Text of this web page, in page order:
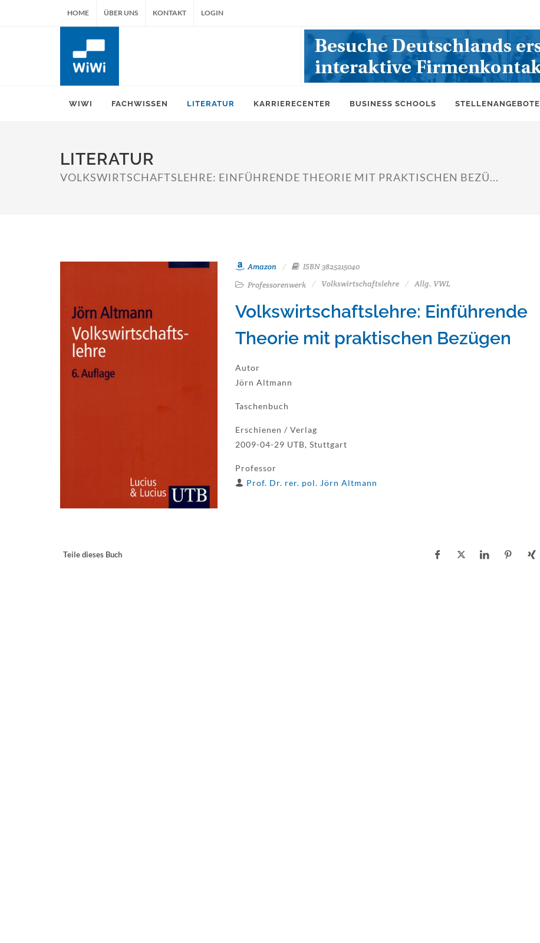
HOME ÜBER UNS KONTAKT LOGIN
WIWI FACHWISSEN LITERATUR KARRIERECENTER BUSINESS SCHOOLS STELLENANGEBOTE
LITERATUR
VOLKSWIRTSCHAFTSLEHRE: EINFÜHRENDE THEORIE MIT PRAKTISCHEN BEZÜ...
Amazon
ISBN 3825215040
Professorenwerk
Volkswirtschaftslehre Allg. VWL
Volkswirtschaftslehre: Einführende
Theorie mit praktischen Bezügen
Autor
Jörn Altmann
Taschenbuch
Erschienen / Verlag
2009-04-29 UTB, Stuttgart
Professor
Prof. Dr. rer. pol. Jörn Altmann
Teile dieses Buch